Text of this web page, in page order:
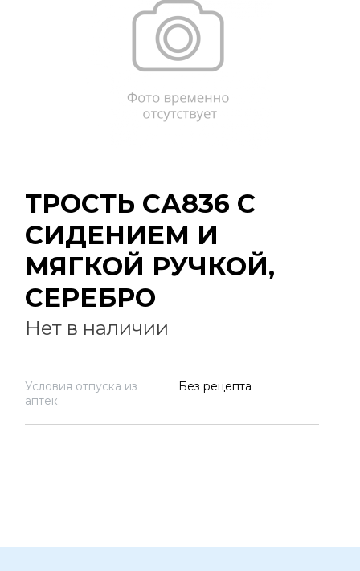
ТРОСТЬ СА836 С
СИДЕНИЕМ И
МЯГКОЙ РУЧКОЙ,
СЕРЕБРО
Нет в наличии
Условия отпуска из
аптек:
Без рецепта